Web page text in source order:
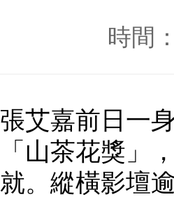
時間
張艾嘉前日一
「山茶花獎」
就。縱橫影壇